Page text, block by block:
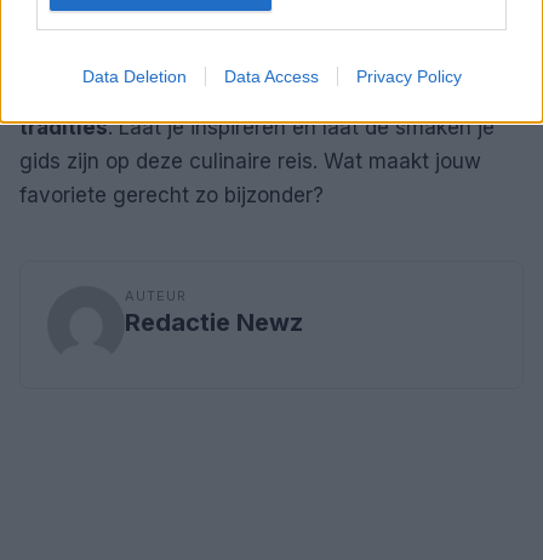
Data Deletion Data Access Privacy Policy
Of je nu een ervaren kok bent of gewoon een
gastronomie is rijk aan
, technieken
tradities. Laat je inspireren en laat de smaken je
gids zijn op deze culinaire reis. Wat maakt jouw
favoriete gerecht zo bijzonder?
AUTEUR
Redactie Newz